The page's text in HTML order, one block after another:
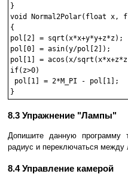
}
void Normal2Polar(float
{
pol[2] = sqrt(x*x+y*y+z*z);
pol[0] = asin(y/pol[2]);
pol[1] = acos(x/
if(z>0)
pol[1] = 2*M_PI - pol[1];
8.3 Упражнение "Лампы"
Допишите данную
радиус и переключаться
8.4 Управление камерой